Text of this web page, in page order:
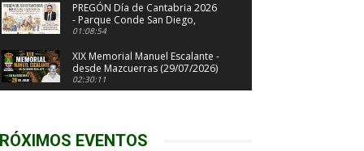
PREGÓN Día de Cantabria 2026
- Parque Conde San Diego,
Cabezón de la Sal (31/07/2026)
01:08:54
XIX Memorial Manuel Escalante -
desde Mazcuerras (29/07/2026)
02:30:11
(27/07/2026)
EVENTOS